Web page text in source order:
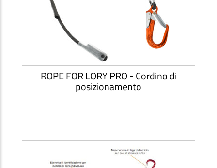
ROPE FOR LORY PRO - Cordino di
posizionamento